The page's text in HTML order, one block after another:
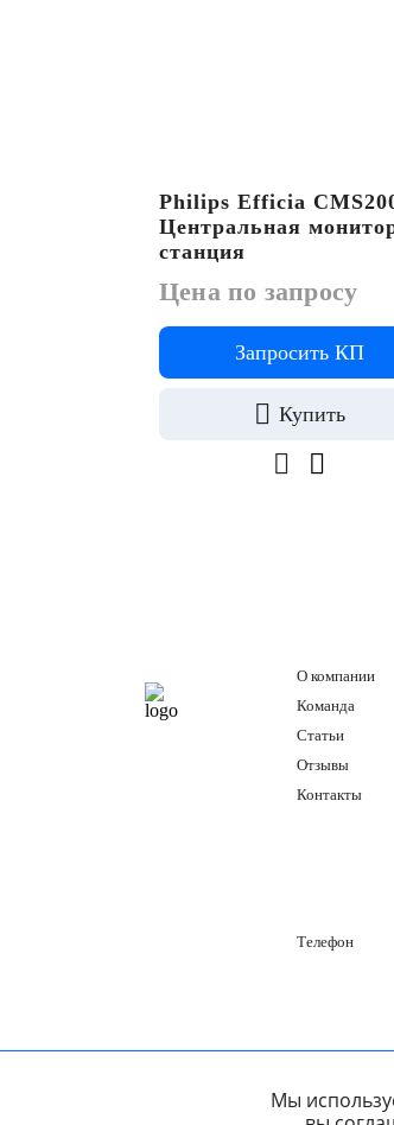
Philips Efficia
Центральная
станция
Цена по запросу
Запросить КП
Купить
О компании
Команда
Статьи
Отзывы
Контакты
Телефон
Мы